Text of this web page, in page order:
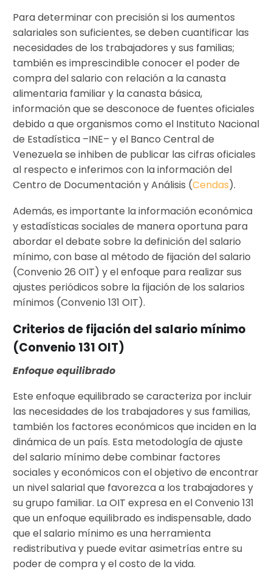
Para determinar con precisión si los aumentos
salariales son suficientes, se deben cuantificar las
necesidades de los trabajadores y sus familias;
también es imprescindible conocer el poder de
compra del salario con relación a la canasta
alimentaria familiar y la canasta básica,
información que se desconoce de fuentes oficiales
debido a que organismos como el Instituto Nacional
de Estadística –INE– y el Banco Central de
Venezuela se inhiben de publicar las cifras oficiales
al respecto e inferimos con la información del
Centro de Documentación y Análisis (Cendas).
Además, es importante la información económica
y estadísticas sociales de manera oportuna para
abordar el debate sobre la definición del salario
mínimo, con base al método de fijación del salario
(Convenio 26 OIT) y el enfoque para realizar sus
ajustes periódicos sobre la fijación de los salarios
mínimos (Convenio 131 OIT).
Criterios de fijación del salario mínimo
(Convenio 131 OIT)
Enfoque equilibrado
Este enfoque equilibrado se caracteriza por incluir
las necesidades de los trabajadores y sus familias,
también los factores económicos que inciden en la
dinámica de un país. Esta metodología de ajuste
del salario mínimo debe combinar factores
sociales y económicos con el objetivo de encontrar
un nivel salarial que favorezca a los trabajadores y
su grupo familiar. La OIT expresa en el Convenio 131
que un enfoque equilibrado es indispensable, dado
que el salario mínimo es una herramienta
redistributiva y puede evitar asimetrías entre su
poder de compra y el costo de la vida.